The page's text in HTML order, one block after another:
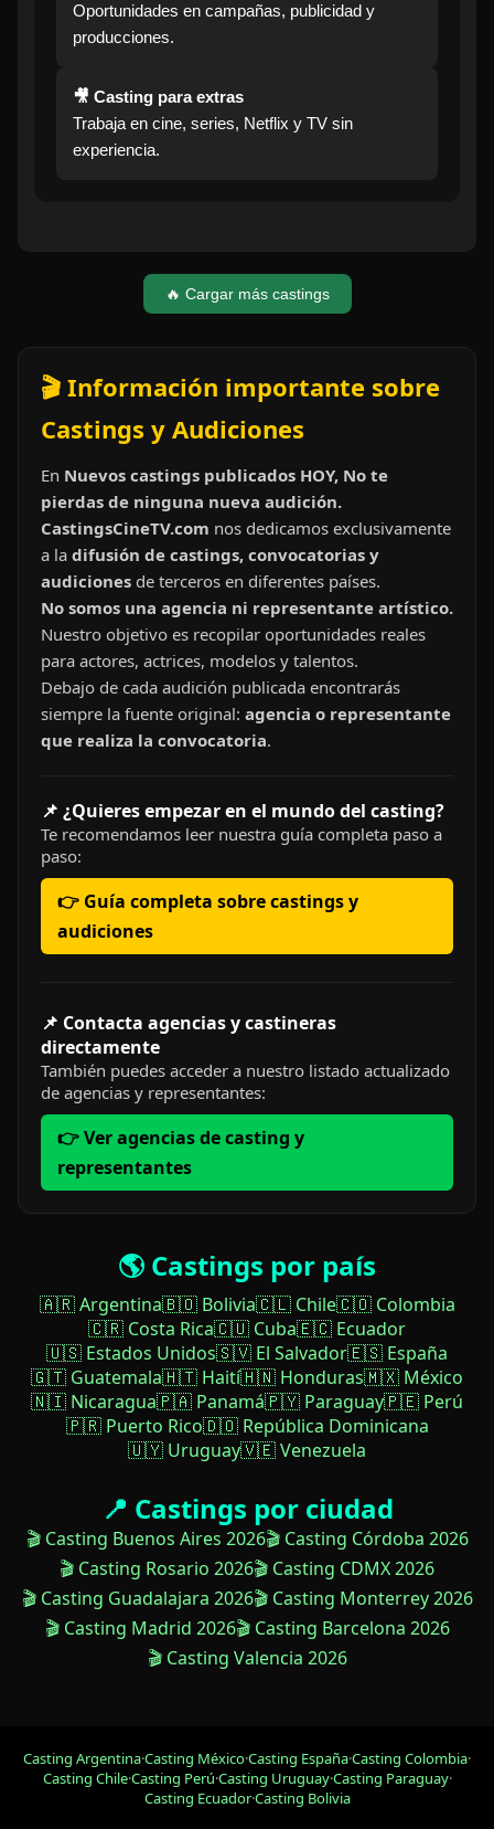
Oportunidades en campañas, publicidad y
producciones.
🎥 Casting para extras
Trabaja en cine, series, Netflix y TV sin
experiencia.
🔥 Cargar más castings
🎬 Información importante sobre
Castings y Audiciones
En Nuevos castings publicados HOY, No te
pierdas de ninguna nueva audición.
CastingsCineTV.com nos dedicamos exclusivamente
a la difusión de castings, convocatorias y
audiciones de terceros en diferentes países.
No somos una agencia ni representante artístico.
Nuestro objetivo es recopilar oportunidades reales
para actores, actrices, modelos y talentos.
Debajo de cada audición publicada encontrarás
siempre la fuente original: agencia o representante
que realiza la convocatoria.
📌 ¿Quieres empezar en el mundo del casting?
Te recomendamos leer nuestra guía completa paso a
paso:
👉 Guía completa sobre castings y
audiciones
📌 Contacta agencias y castineras
directamente
También puedes acceder a nuestro listado actualizado
de agencias y representantes:
👉 Ver agencias de casting y
representantes
🌎 Castings por país
🇦🇷 Argentina🇧🇴 Bolivia🇨🇱 Chile🇨🇴 Colombia
🇨🇷 Costa Rica🇨🇺 Cuba🇪🇨 Ecuador
🇺🇸 Estados Unidos🇸🇻 El Salvador🇪🇸 España
🇬🇹 Guatemala🇭🇹 Haití🇭🇳 Honduras🇲🇽 México
🇳🇮 Nicaragua🇵🇦 Panamá🇵🇾 Paraguay🇵🇪 Perú
🇵🇷 Puerto Rico🇩🇴 República Dominicana
🇺🇾 Uruguay🇻🇪 Venezuela
📍 Castings por ciudad
🎬 Casting Buenos Aires 2026🎬 Casting Córdoba 2026
🎬 Casting Rosario 2026🎬 Casting CDMX 2026
🎬 Casting Guadalajara 2026🎬 Casting Monterrey 2026
🎬 Casting Madrid 2026🎬 Casting Barcelona 2026
🎬 Casting Valencia 2026
Casting Argentina·Casting México·Casting España·Casting Colombia·
Casting Chile·Casting Perú·Casting Uruguay·Casting Paraguay·
Casting Ecuador·Casting Bolivia